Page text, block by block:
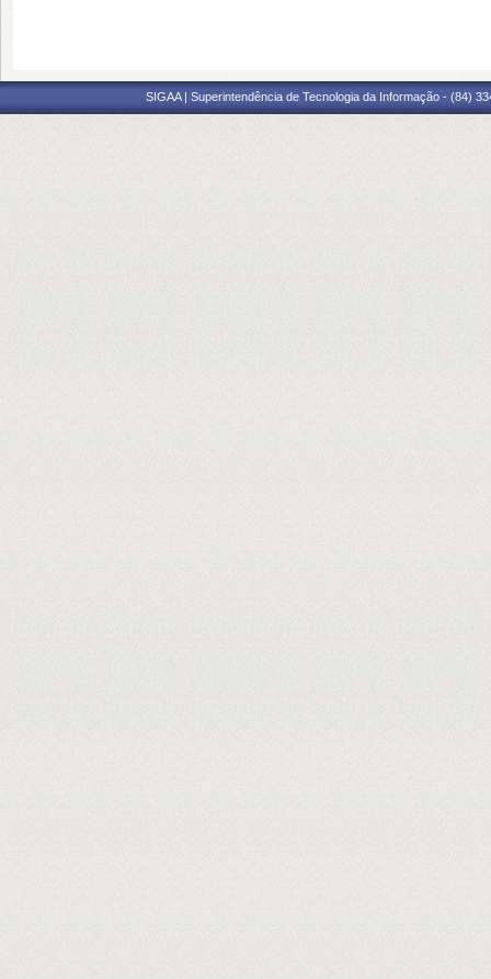
SIGAA | Superintendência de Tecnologia da Informação - (84)